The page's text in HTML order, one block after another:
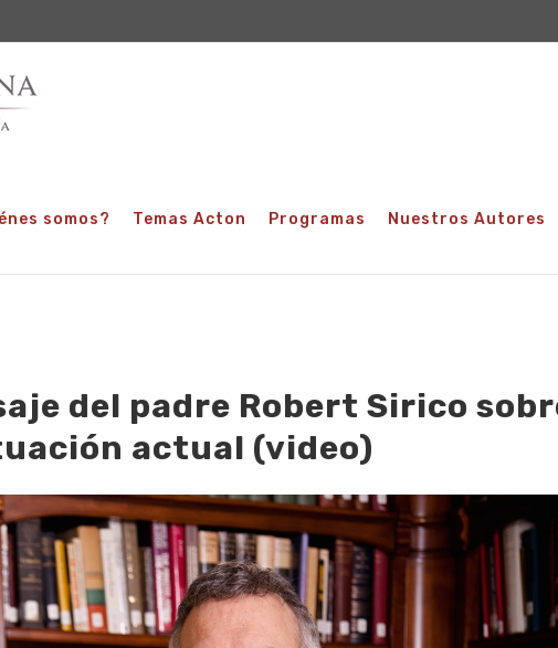
somos? Temas Acton Programas Nuestros Autores
del padre Robert Sirico
actual (video)